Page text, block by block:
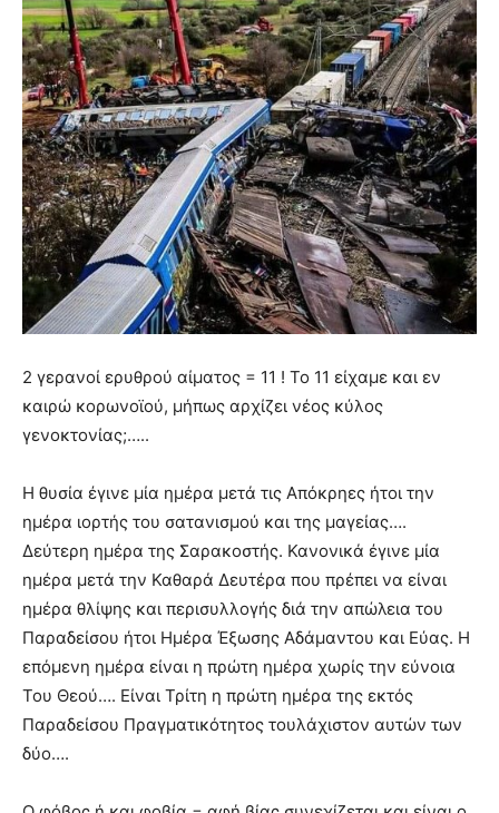
2 γερανοί ερυθρού αίματος = 11 ! Το 11 είχαμε και εν
καιρώ κορωνοϊού, μήπως αρχίζει νέος κύλος
γενοκτονίας;…..
Η θυσία έγινε μία ημέρα μετά τις Απόκρηες ήτοι την
ημέρα ιορτής του σατανισμού και της μαγείας….
Δεύτερη ημέρα της Σαρακοστής. Κανονικά έγινε μία
ημέρα μετά την Καθαρά Δευτέρα που πρέπει να είναι
ημέρα θλίψης και περισυλλογής διά την απώλεια του
Παραδείσου ήτοι Ημέρα Έξωσης Αδάμαντου και Εύας. Η
επόμενη ημέρα είναι η πρώτη ημέρα χωρίς την εύνοια
Του Θεού…. Είναι Τρίτη η πρώτη ημέρα της εκτός
Παραδείσου Πραγματικότητος τουλάχιστον αυτών των
δύο….